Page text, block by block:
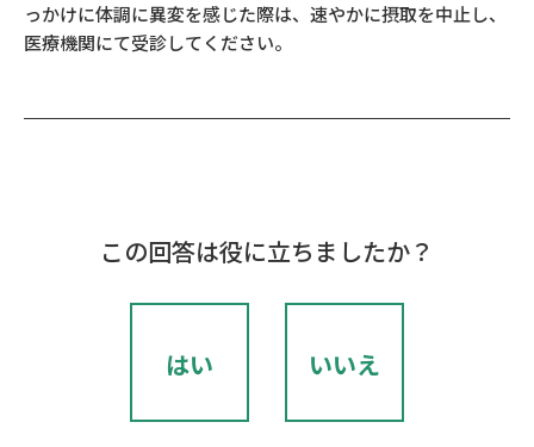
っかけに体調に異変を感じた際は、速やかに摂取を中止し、
医療機関にて受診してください。
この回答は役に立ちましたか？
はい いいえ